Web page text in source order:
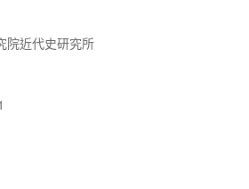
院近代史研究所